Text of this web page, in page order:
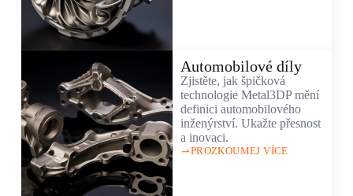
Automobilové díly
Zjistěte, jak špičková
technologie Metal3DP mění
definici automobilového
inženýrství. Ukažte přesnost
a inovaci.
PROZKOUMEJ VÍCE